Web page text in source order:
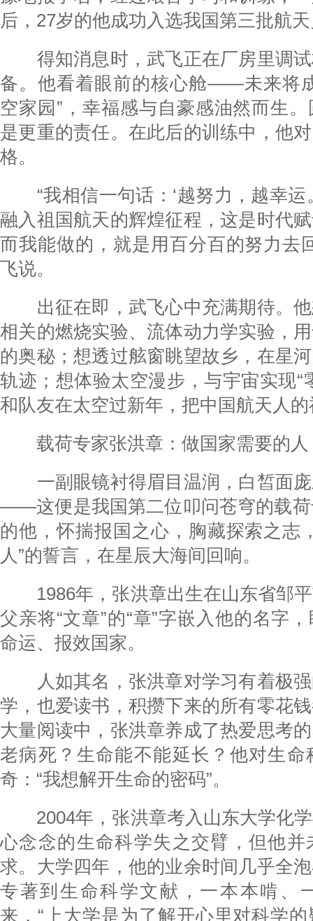
后，27岁的他成功入选我国第三批航
得知消息时，武飞正在厂房里调试
备。他看着眼前的核心舱——未来将
空家园”，幸福感与自豪感油然而生
是更重的责任。在此后的训练中，他
格。
“我相信一句话：‘越努力，越幸运
融入祖国航天的辉煌征程，这是时代
而我能做的，就是用百分百的努力去
飞说。
出征在即，武飞心中充满期待。他
相关的燃烧实验、流体动力学实验，
的奥秘；想透过舷窗眺望故乡，在星
轨迹；想体验太空漫步，与宇宙实现“
和队友在太空过新年，把中国航天人
载荷专家张洪章：做国家需要的人
一副眼镜衬得眉目温润，白皙面庞
——这便是我国第二位叩问苍穹的载荷
的他，怀揣报国之心，胸藏探索之志
人”的誓言，在星辰大海间回响。
1986年，张洪章出生在山东省邹平
父亲将“文章”的“章”字嵌入他的名字
命运、报效国家。
人如其名，张洪章对学习有着极强
学，也爱读书，积攒下来的所有零花
大量阅读中，张洪章养成了热爱思考
老病死？生命能不能延长？他对生
奇：“我想解开生命的密码”。
2004年，张洪章考入山东大学化学
心念念的生命科学失之交臂，但他并
求。大学四年，他的业余时间几乎全
专著到生命科学文献，一本本啃、
来，“上大学是为了解开心里对科学